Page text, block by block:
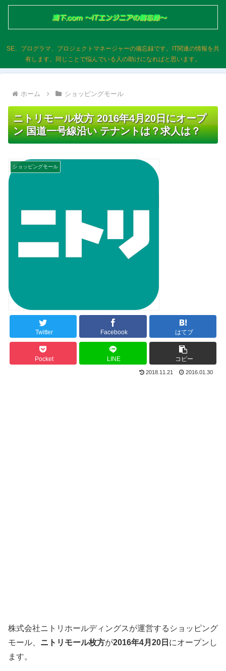
SE、プログラマ、プロジェクトマネージャーの備忘録です。IT関連の情報を共
有します。同じことで悩んでいる人の助けになればと思います。
ホーム ショッピングモール
ニトリモール枚方 2016年4月20日にオープ
ン 国道一号線沿い テナントは？求人は？
ショッピングモール
Twitter Facebook はてブ
Pocket LINE コピー
2018.11.21 2016.01.30
株式会社ニトリホールディングスが運営するショッピング
モール、 ニトリモール枚方が2016年4月20日 にオープンし
ます。